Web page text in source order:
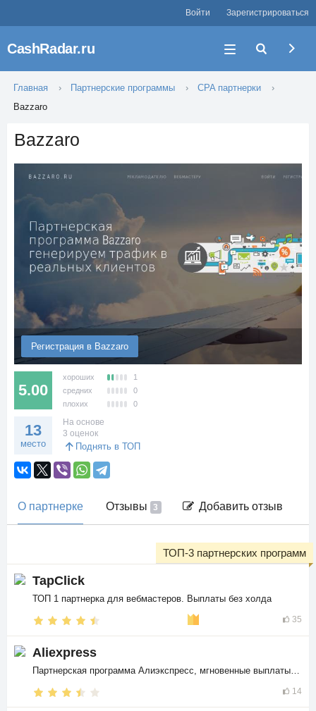
Войти Зарегистрироваться
CashRadar.ru
Главная Партнерские программы
CPA партнерки
Bazzaro
Bazzaro
Регистрация в Bazzaro
5.00
хороших
1
средних
0
плохих
0
13
место
На основе
3 оценок
Поднять в ТОП
О партнерке Отзывы 3 Добавить отзыв
TapClick
ТОП 1 партнерка для вебмастеров. Выплаты без холда
35
ТОП-3 партнерских программ
Aliexpress
14